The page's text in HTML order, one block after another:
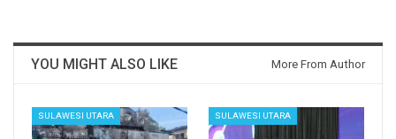
YOU MIGHT ALSO LIKE More From Author
SULAWESI UTARA SULAWESI UTARA